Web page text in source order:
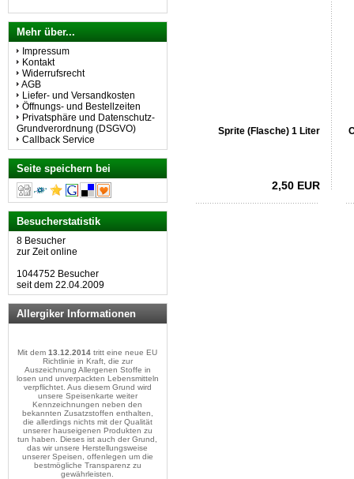
Sprite (Flasche) 1 Liter
2,50 EUR
Alle Schnitzel
auch vom Kalb
Mehr über...
Impressum
Kontakt
Widerrufsrecht
AGB
Liefer- und Versandkosten
Öffnungs- und Bestellzeiten
Privatsphäre und Datenschutz-
Grundverordnung (DSGVO)
Callback Service
Seite speichern bei
Besucherstatistik
8 Besucher
zur Zeit online
1044752 Besucher
seit dem 22.04.2009
Allergiker Informationen
Mit dem13.12.2014 tritt eine neue EU
Richtlinie in Kraft, die zur
Auszeichnung Allergenen Stoffe in
losen und unverpackten Lebensmitteln
verpflichtet. Aus diesem Grund wird
unsere Speisenkarte weiter
Kennzeichnungen neben den
bekannten Zusatzstoffen enthalten,
die allerdings nichts mit der Qualität
unserer hauseigenen Produkten zu
tun haben. Dieses ist auch der Grund,
das wir unsere Herstellungsweise
unserer Speisen, offenlegen um die
bestmögliche Transparenz zu
gewährleisten.